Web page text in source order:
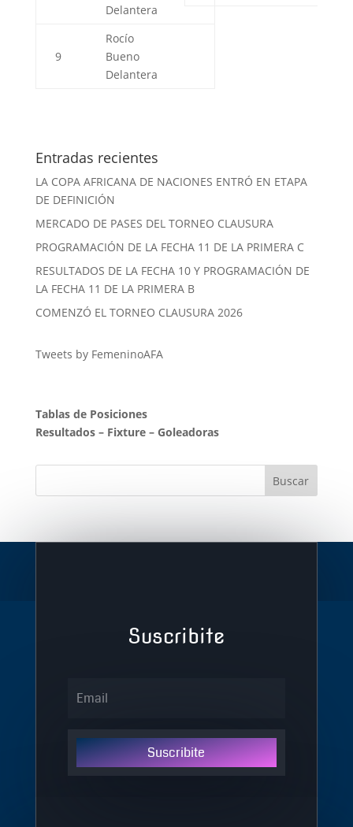
Delantera
9
Rocío
Bueno
Delantera
Entradas recientes
LA COPA AFRICANA DE NACIONES ENTRÓ EN ETAPA
DE DEFINICIÓN
MERCADO DE PASES DEL TORNEO CLAUSURA
PROGRAMACIÓN DE LA FECHA 11 DE LA PRIMERA C
RESULTADOS DE LA FECHA 10 Y PROGRAMACIÓN DE
LA FECHA 11 DE LA PRIMERA B
COMENZÓ EL TORNEO CLAUSURA 2026
Tweets by FemeninoAFA
Tablas de Posiciones
Resultados– Fixture– Goleadoras
Suscribite
Suscribite